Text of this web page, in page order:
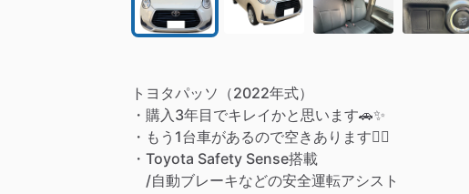
トヨタパッソ（2022年式）
・購入3年目でキレイかと思います🚗✨
・もう1台車があるので空きあります🙆‍♀️
・Toyota Safety Sense搭載
​/​自動ブレーキなどの安全運転アシスト